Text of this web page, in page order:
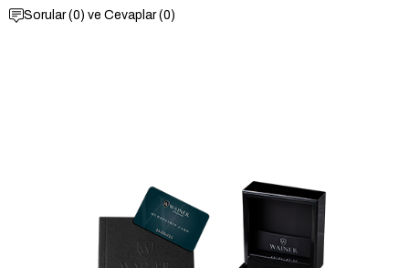
Sorular (0) ve Cevaplar (0)